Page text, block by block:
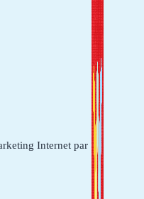
Internet par